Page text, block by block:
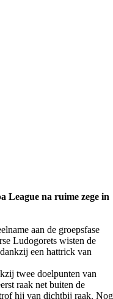
League na ruime zege in
aan de groepsfase
Ludogorets wisten de
een hattrick van
twee doelpunten van
raak net buiten de
hij van dichtbij raak. Nog